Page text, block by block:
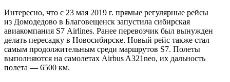
Интересно, что с 23 мая 2019 г. прямые регулярные рейсы
из Домодедово в Благовещенск запустила сибирская
авиакомпания S7 Airlines. Ранее перевозчик был вынужден
делать пересадку в Новосибирске. Новый рейс также стал
самым продолжительным среди маршрутов S7. Полеты
выполняются на самолетах Airbus A321neo, их дальность
полета — 6500 км.